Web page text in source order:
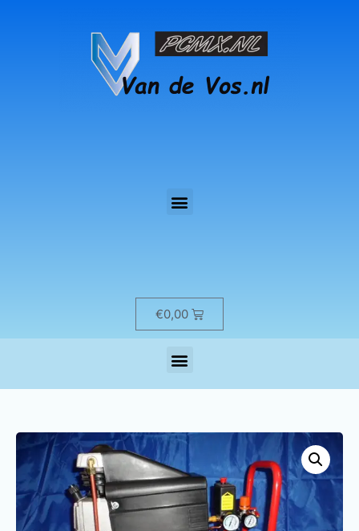
€0,00